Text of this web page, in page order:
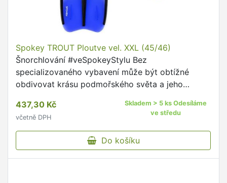
Spokey TROUT Ploutve vel. XXL (45/46)
Šnorchlování #veSpokeyStylu Bez
specializovaného vybavení může být obtížné
obdivovat krásu podmořského světa a jeho
437,30 Kč
včetně DPH
Skladem > 5 ks Odesíláme
ve středu
Do košíku